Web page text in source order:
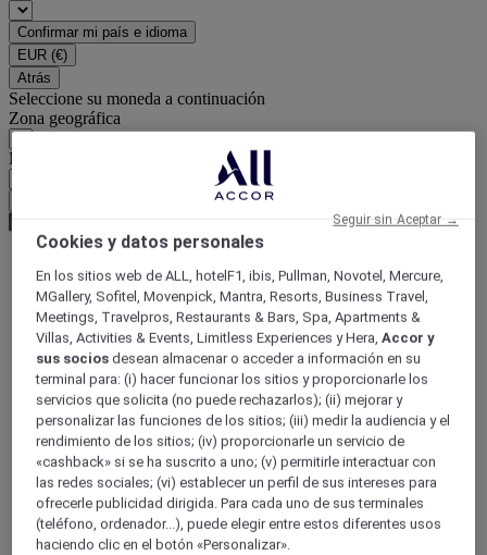
Confirmar mi país e idioma
EUR (€)
Atrás
Seleccione su moneda a continuación
Zona geográfica
Moneda
World
Europe
France
Provence-Alps-Riviera
Cookies y datos personales
En los sitios web de ALL, hotelF1, ibis, Pullman, Novotel, Mercure,
MGallery, Sofitel, Movenpick, Mantra, Resorts, Business Travel,
Meetings, Travelpros, Restaurants & Bars, Spa, Apartments &
Villas, Activities & Events, Limitless Experiences y Hera,Accor y
sus socios desean almacenar o acceder a información en su
terminal para: (i) hacer funcionar los sitios y proporcionarle los
servicios que solicita (no puede rechazarlos); (ii) mejorar y
personalizar las funciones de los sitios; (iii) medir la audiencia y el
rendimiento de los sitios; (iv) proporcionarle un servicio de
«cashback» si se ha suscrito a uno; (v) permitirle interactuar con
las redes sociales; (vi) establecer un perfil de sus intereses para
ofrecerle publicidad dirigida. Para cada uno de sus terminales
(teléfono, ordenador...), puede elegir entre estos diferentes usos
haciendo clic en el botón «Personalizar».
Seguir sin Aceptar →